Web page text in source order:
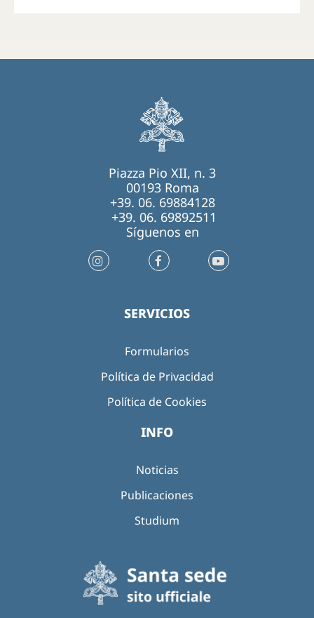
Piazza Pio XII, n. 3
00193 Roma
+39. 06. 69884128
+39. 06. 69892511
Síguenos en
SERVICIOS
Formularios
Política de Privacidad
Política de Cookies
INFO
Noticias
Publicaciones
Studium